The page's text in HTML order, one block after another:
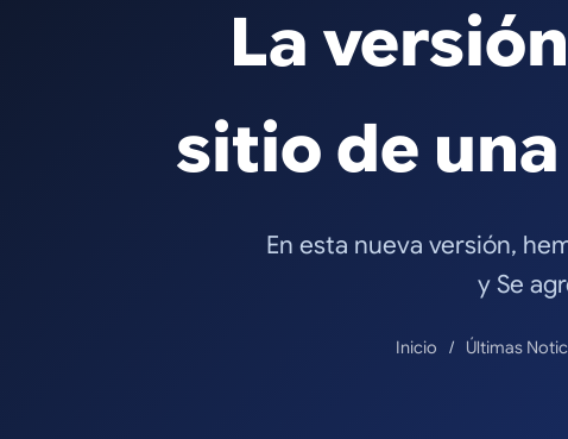
La
sitio de
En esta nueva versión,
y Se
Inicio Últimas